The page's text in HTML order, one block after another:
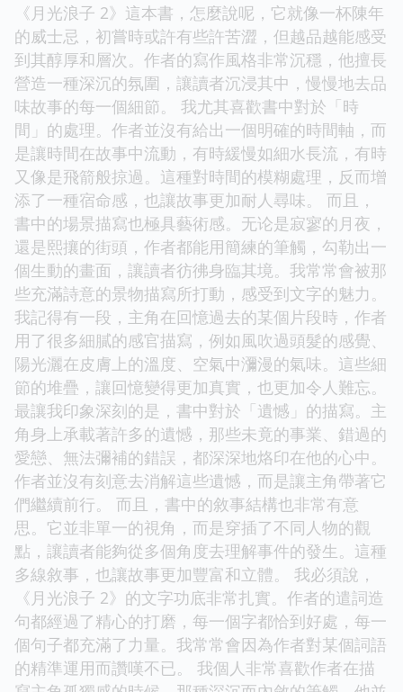
《月光浪子 2》這本書，怎麼說呢，它就像一杯陳年
的威士忌，初嘗時或許有些許苦澀，但越品越能感受
到其醇厚和層次。作者的寫作風格非常沉穩，他擅長
營造一種深沉的氛圍，讓讀者沉浸其中，慢慢地去品
味故事的每一個細節。 我尤其喜歡書中對於「時
間」的處理。作者並沒有給出一個明確的時間軸，而
是讓時間在故事中流動，有時緩慢如細水長流，有時
又像是飛箭般掠過。這種對時間的模糊處理，反而增
添了一種宿命感，也讓故事更加耐人尋味。 而且，
書中的場景描寫也極具藝術感。无论是寂寥的月夜，
還是熙攘的街頭，作者都能用簡練的筆觸，勾勒出一
個生動的畫面，讓讀者彷彿身臨其境。我常常會被那
些充滿詩意的景物描寫所打動，感受到文字的魅力。
我記得有一段，主角在回憶過去的某個片段時，作者
用了很多細膩的感官描寫，例如風吹過頭髮的感覺、
陽光灑在皮膚上的溫度、空氣中瀰漫的氣味。這些細
節的堆疊，讓回憶變得更加真實，也更加令人難忘。
最讓我印象深刻的是，書中對於「遺憾」的描寫。主
角身上承載著許多的遺憾，那些未竟的事業、錯過的
愛戀、無法彌補的錯誤，都深深地烙印在他的心中。
作者並沒有刻意去消解這些遺憾，而是讓主角帶著它
們繼續前行。 而且，書中的敘事結構也非常有意
思。它並非單一的視角，而是穿插了不同人物的觀
點，讓讀者能夠從多個角度去理解事件的發生。這種
多線敘事，也讓故事更加豐富和立體。 我必須說，
《月光浪子 2》的文字功底非常扎實。作者的遣詞造
句都經過了精心的打磨，每一個字都恰到好處，每一
個句子都充滿了力量。我常常會因為作者對某個詞語
的精準運用而讚嘆不已。 我個人非常喜歡作者在描